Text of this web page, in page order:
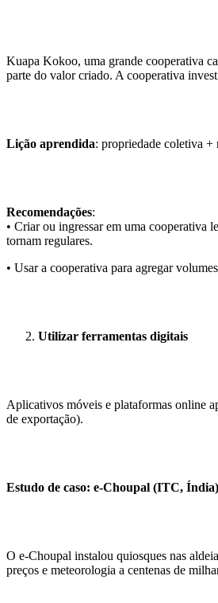
Kuapa Kokoo, uma grande cooperativa
parte do valor criado. A cooperativa
Lição aprendida: propriedade coletiva +
Recomendações:
• Criar ou ingressar em uma cooperativa
tornam regulares.
• Usar a cooperativa para agregar
Utilizar ferramentas digitais
Aplicativos móveis e plataformas online
de exportação).
Estudo de caso: e-Choupal (ITC,
O e-Choupal instalou quiosques nas
preços e meteorologia a centenas de